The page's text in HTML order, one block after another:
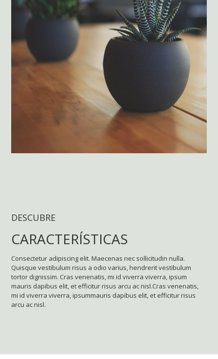
DESCUBRE
CARACTERÍSTICAS
Consectetur adipiscing elit. Maecenas nec sollicitudin nulla.
Quisque vestibulum risus a odio varius, hendrerit vestibulum
tortor dignissim. Cras venenatis, mi id viverra viverra, ipsum
mauris dapibus elit, et efficitur risus arcu ac nisl.Cras venenatis,
mi id viverra viverra, ipsummauris dapibus elit, et efficitur risus
arcu ac nisl.